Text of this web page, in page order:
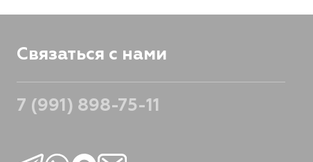
Связаться с нами
7 (991) 898-75-11